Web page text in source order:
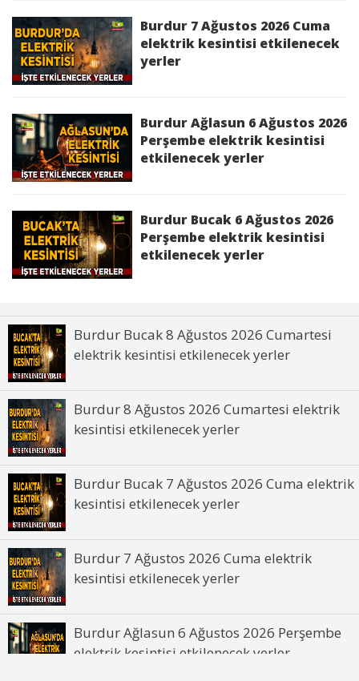
Burdur 7 Ağustos 2026 Cuma
elektrik kesintisi etkilenecek
yerler
Burdur Ağlasun 6 Ağustos 2026
Perşembe elektrik kesintisi
etkilenecek yerler
Burdur Bucak 6 Ağustos 2026
Perşembe elektrik kesintisi
etkilenecek yerler
Burdur Bucak 8 Ağustos 2026 Cumartesi
elektrik kesintisi etkilenecek yerler
Burdur 8 Ağustos 2026 Cumartesi elektrik
kesintisi etkilenecek yerler
Burdur Bucak 7 Ağustos 2026 Cuma elektrik
kesintisi etkilenecek yerler
Burdur 7 Ağustos 2026 Cuma elektrik
kesintisi etkilenecek yerler
Burdur Ağlasun 6 Ağustos 2026 Perşembe
elektrik kesintisi etkilenecek yerler